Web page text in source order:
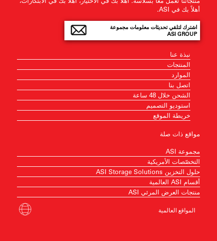
أهلاً بك في ASI.
اشترك لتلقي تحديثات معلومات مجموعة
ASI GROUP
نبذة عنا
المنتجات
الموارد
اتصل بنا
الشحن خلال 48 ساعة
استوديو التصميم
خريطة الموقع
مواقع ذات صلة
مجموعة ASI
التخصّصات الأمريكية
حلول التخزين ASI Storage Solutions
أقسام ASI العالمية
منتجات العرض المرئي ASI
المواقع العالمية